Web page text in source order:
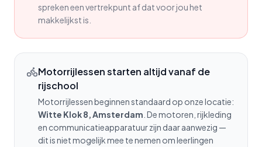
spreken een vertrekpunt af dat voor jou het
makkelijkst is.
Motorrijlessen starten altijd vanaf de
rijschool
Motorrijlessen beginnen standaard op onze locatie:
Witte Klok 8, Amsterdam . De motoren, rijkleding
en communicatieapparatuur zijn daar aanwezig —
dit is niet mogelijk mee te nemen om leerlingen